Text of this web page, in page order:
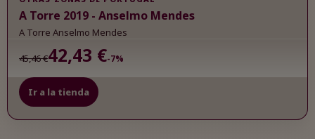
A Torre 2019 - Anselmo Mendes
A Torre Anselmo Mendes
45,46 €42,43 €-7%
Ir a la tienda